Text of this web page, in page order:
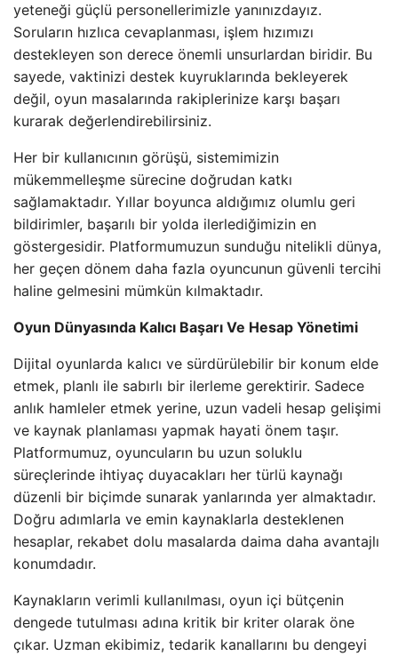
yeteneği güçlü personellerimizle yanınızdayız.
Soruların hızlıca cevaplanması, işlem hızımızı
destekleyen son derece önemli unsurlardan biridir. Bu
sayede, vaktinizi destek kuyruklarında bekleyerek
değil, oyun masalarında rakiplerinize karşı başarı
kurarak değerlendirebilirsiniz.
Her bir kullanıcının görüşü, sistemimizin
mükemmelleşme sürecine doğrudan katkı
sağlamaktadır. Yıllar boyunca aldığımız olumlu geri
bildirimler, başarılı bir yolda ilerlediğimizin en
göstergesidir. Platformumuzun sunduğu nitelikli dünya,
her geçen dönem daha fazla oyuncunun güvenli tercihi
haline gelmesini mümkün kılmaktadır.
Oyun Dünyasında Kalıcı Başarı Ve Hesap Yönetimi
Dijital oyunlarda kalıcı ve sürdürülebilir bir konum elde
etmek, planlı ile sabırlı bir ilerleme gerektirir. Sadece
anlık hamleler etmek yerine, uzun vadeli hesap gelişimi
ve kaynak planlaması yapmak hayati önem taşır.
Platformumuz, oyuncuların bu uzun soluklu
süreçlerinde ihtiyaç duyacakları her türlü kaynağı
düzenli bir biçimde sunarak yanlarında yer almaktadır.
Doğru adımlarla ve emin kaynaklarla desteklenen
hesaplar, rekabet dolu masalarda daima daha avantajlı
konumdadır.
Kaynakların verimli kullanılması, oyun içi bütçenin
dengede tutulması adına kritik bir kriter olarak öne
çıkar. Uzman ekibimiz, tedarik kanallarını bu dengeyi